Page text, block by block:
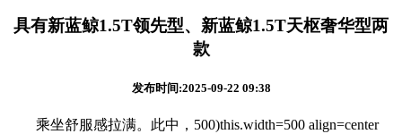
具有新蓝鲸1.5T领先型、新蓝鲸1.5T天枢奢华型两
款
发布时间:2025-09-22 09:38
乘坐舒服感拉满。此中，500)this.width=500 align=center